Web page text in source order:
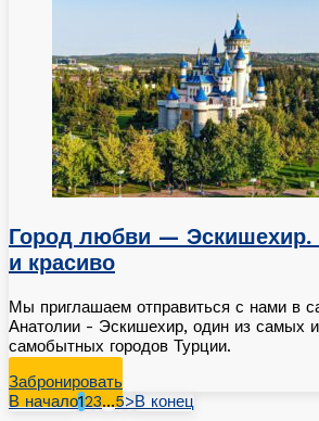
Город любви — Эскишехир.
и красиво
Мы приглашаем отправиться с нами в
Анатолии - Эскишехир, один из самых
самобытных городов Турции.
Забронировать
В начало123…5>В конец